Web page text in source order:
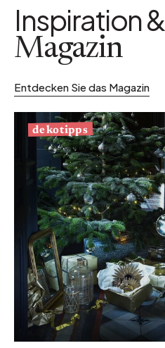
Inspiration &
Magazin
Entdecken Sie das Magazin
dekotipps